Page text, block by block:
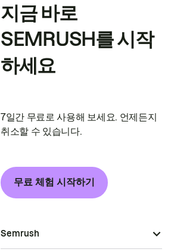
지금 바로
SEMRUSH를 시작
하세요
7일간 무료로 사용해 보세요. 언제든지
취소할 수 있습니다.
무료 체험 시작하기
Semrush